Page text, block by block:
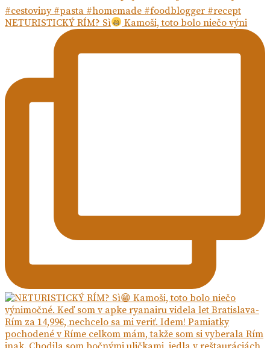
NETURISTICKÝ RÍM? Sì Kamoši, toto bolo niečo výni